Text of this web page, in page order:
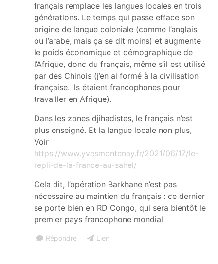
français remplace les langues locales en trois
générations. Le temps qui passe efface son
origine de langue coloniale (comme l’anglais
ou l’arabe, mais ça se dit moins) et augmente
le poids économique et démographique de
l’Afrique, donc du français, même s’il est utilisé
par des Chinois (j’en ai formé à la civilisation
française. Ils étaient francophones pour
travailler en Afrique).
Dans les zones djihadistes, le français n’est
plus enseigné. Et la langue locale non plus,
Voir
https://www.yvesmontenay.fr/2021/06/17/le-
repli-de-la-france-au-sahel/
Cela dit, l’opération Barkhane n’est pas
nécessaire au maintien du français : ce dernier
se porte bien en RD Congo, qui sera bientôt le
premier pays francophone mondial
Répondre Lien